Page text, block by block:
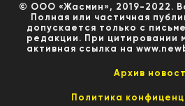
© ООО «Жасмин», 2019-2022.
Полная или частичная
допускается только с
редакции. При цитировании
активная ссылка на
Архив
Политика